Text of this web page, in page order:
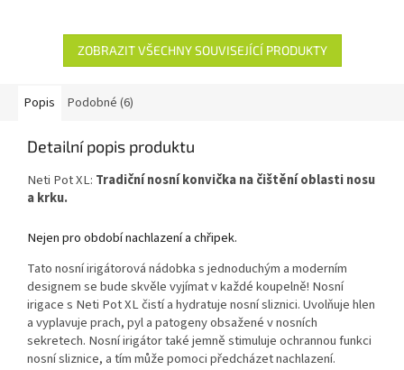
ZOBRAZIT VŠECHNY SOUVISEJÍCÍ PRODUKTY
Popis Podobné (6)
Detailní popis produktu
Neti Pot XL: Tradiční nosní konvička na čištění oblasti nosu
a krku.
Nejen pro období nachlazení a chřipek.
Tato nosní irigátorová nádobka s jednoduchým a moderním
designem se bude skvěle vyjímat v každé koupelně! Nosní
irigace s Neti Pot XL čistí a hydratuje nosní sliznici. Uvolňuje hlen
a vyplavuje prach, pyl a patogeny obsažené v nosních
sekretech. Nosní irigátor také jemně stimuluje ochrannou funkci
nosní sliznice, a tím může pomoci předcházet nachlazení.